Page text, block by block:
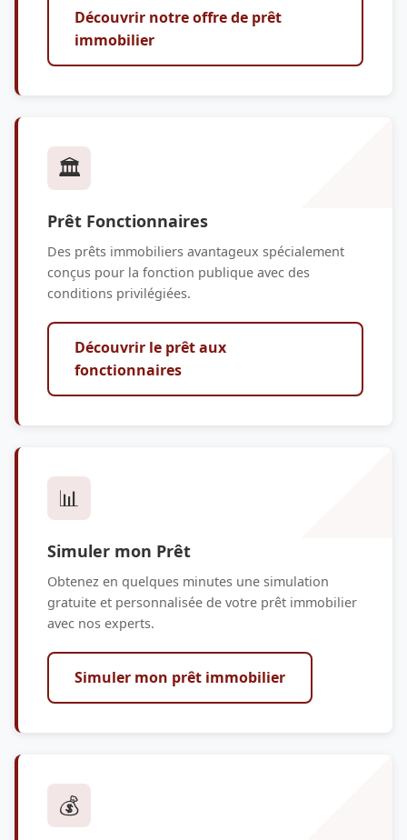
Découvrir notre offre de prêt
immobilier
🏛️
Prêt Fonctionnaires
Des prêts immobiliers avantageux spécialement
conçus pour la fonction publique avec des
conditions privilégiées.
Découvrir le prêt aux
fonctionnaires
📊
Simuler mon Prêt
Obtenez en quelques minutes une simulation
gratuite et personnalisée de votre prêt immobilier
avec nos experts.
Simuler mon prêt immobilier
💰